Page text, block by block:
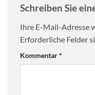
Schreiben Sie
Ihre E-Mail-Adresse
Erforderliche Felder
Kommentar*